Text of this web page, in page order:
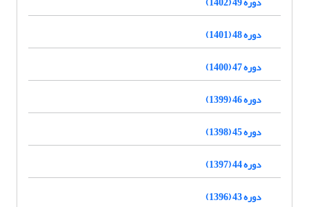
دوره 48 (1401)
دوره 47 (1400)
دوره 46 (1399)
دوره 45 (1398)
دوره 44 (1397)
دوره 43 (1396)